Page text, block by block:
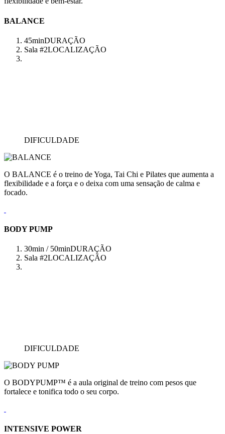
BALANCE
45minDURAÇÃO
Sala #2LOCALIZAÇÃO
DIFICULDADE
O BALANCE é o treino de Yoga, Tai Chi e Pilates que aumenta a
flexibilidade e a força e o deixa com uma sensação de calma e
focado.
BODY PUMP
30min / 50minDURAÇÃO
Sala #2LOCALIZAÇÃO
DIFICULDADE
O BODYPUMP™ é a aula original de treino com pesos que
fortalece e tonifica todo o seu corpo.
INTENSIVE POWER